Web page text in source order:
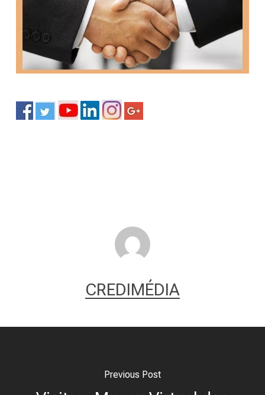
CREDIMÉDIA
Previous Post